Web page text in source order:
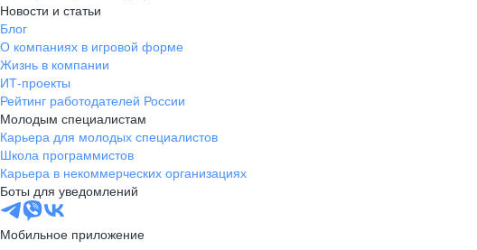
Новости и статьи
Блог
О компаниях в игровой форме
Жизнь в компании
ИТ-проекты
Рейтинг работодателей России
Молодым специалистам
Карьера для молодых специалистов
Школа программистов
Карьера в некоммерческих организациях
Боты для уведомлений
Мобильное приложение